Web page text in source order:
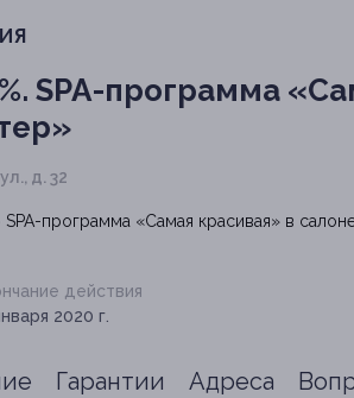
SPA-программа
д. 32
действия
2020 г.
Гарантии Адреса